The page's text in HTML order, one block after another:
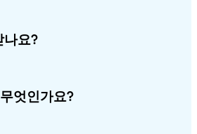
나요?
엇인가요?